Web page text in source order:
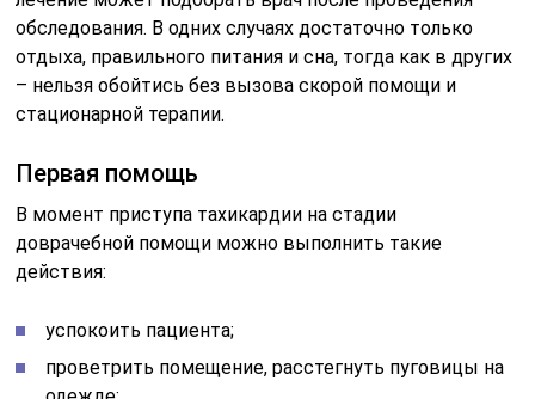
обследования. В одних случаях достаточно только
отдыха, правильного питания и сна, тогда как в других
– нельзя обойтись без вызова скорой помощи и
стационарной терапии.
Первая помощь
В момент приступа тахикардии на стадии
доврачебной помощи можно выполнить такие
действия:
успокоить пациента;
проветрить помещение, расстегнуть пуговицы на